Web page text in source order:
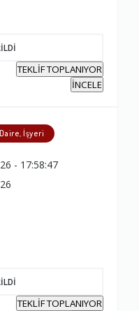
TEKLİF TOPLANIYOR
İNCELE
Daire, İşyeri
- 17:58:47
TEKLİF TOPLANIYOR